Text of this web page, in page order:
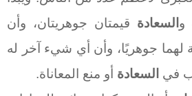
و السعادة قيمتان جوهريتان، وأن
لهما جوهريًا، وأن أي شيء آخر له
في السعادة أو منع المعاناة.